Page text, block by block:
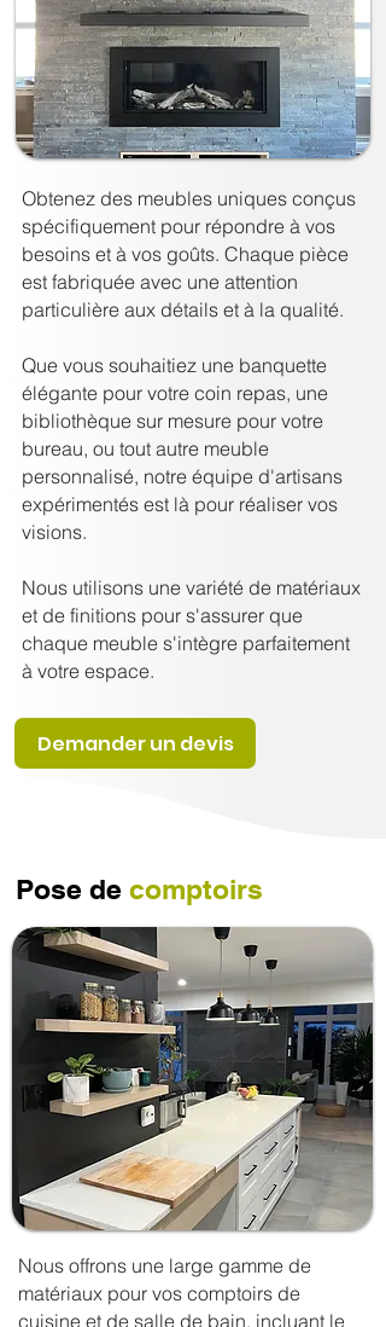
Obtenez des meubles uniques conçus
spécifiquement pour répondre à vos
besoins et à vos goûts. Chaque pièce
est fabriquée avec une attention
particulière aux détails et à la qualité.
Que vous souhaitiez une banquette
élégante pour votre coin repas, une
bibliothèque sur mesure pour votre
bureau, ou tout autre meuble
personnalisé, notre équipe d'artisans
expérimentés est là pour réaliser vos
visions.
Nous utilisons une variété de matériaux
et de finitions pour s'assurer que
chaque meuble s'intègre parfaitement
à votre espace.
Demander un devis
Pose de comptoirs
Nous offrons une large gamme de
matériaux pour vos comptoirs de
cuisine et de salle de bain, incluant le